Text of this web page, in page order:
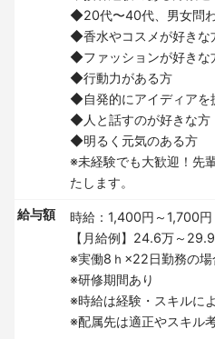
◆20代〜40代、男女問
◆香水やコスメが好きな
◆ファッションが好きな
◆行動力がある方
◆自発的にアイディアを
◆人と話すのが好きな方
◆明るく元気のある方
※未経験でも大歓迎！先
たします。
給与額
時給：1,400円～1,700円
【月給例】24.6万～
※実働8ｈ×22日勤務の場
※研修期間あり
※時給は経験・スキルに
※配属先は適正やスキル